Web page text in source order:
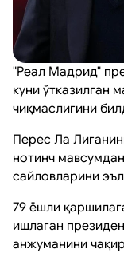
"Реал Мадрид"
куни ўтказилган
чиқмаслигини
Перес Ла
нотинч
сайловларини
79 ёшли
ишлаган
анжуманини